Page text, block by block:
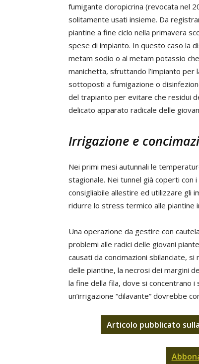
fumigante cloropicrina (revocata nel
solitamente usati insieme. Da
piantine a fine ciclo nella primavera
spese di impianto. In questo caso la
metam sodio o al metam potassio
manichetta, sfruttando l’impianto
sottoposti a fumigazione o
del trapianto per evitare che residui
delicato apparato radicale delle
Irrigazione e
Nei primi mesi autunnali le
stagionale. Nei tunnel già coperti
consigliabile allestire ed utilizzare gli
ridurre lo stress termico alle piantine
Una operazione da gestire con
problemi alle radici delle giovani
causati da concimazioni sbilanciate,
delle piantine, la necrosi dei margini
la fine della fila, dove si concentrano
un’irrigazione “dilavante” dovrebbe
Articolo pubblicato